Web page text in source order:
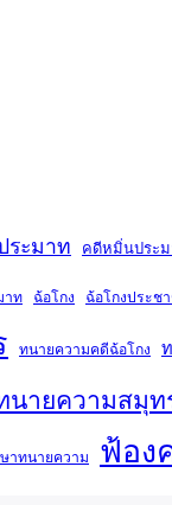
ระมาท คดีหมิ่นประม
าท ฉ้อโกง ฉ้อโกงประช
ทนายความคดีฉ้อโกง
นายความสมุท
าทนายความ ฟ้อง